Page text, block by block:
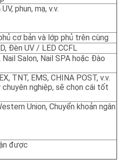
phun, mạ, v.v.
cơ bản và lớp phủ trên cùng
Đèn UV / LED CCFL
Salon, Nail SPA hoặc Đào
TNT, EMS, CHINA POST, v.v.
nghiệp, sẽ chọn cái tốt
Union, Chuyển khoản ngân
được